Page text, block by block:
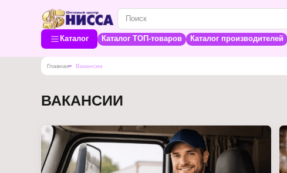
Каталог Каталог ТОП-товаров Каталог производителей
Главная Вакансии
ВАКАНСИИ